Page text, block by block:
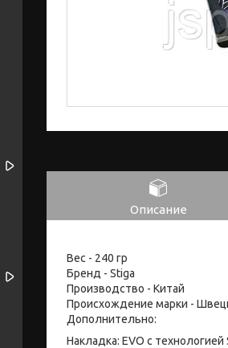
Описание
Вес - 240 гр
Бренд - Stiga
Производство - Китай
Происхождение марки -
Дополнительно:
Накладка: EVO с технологией